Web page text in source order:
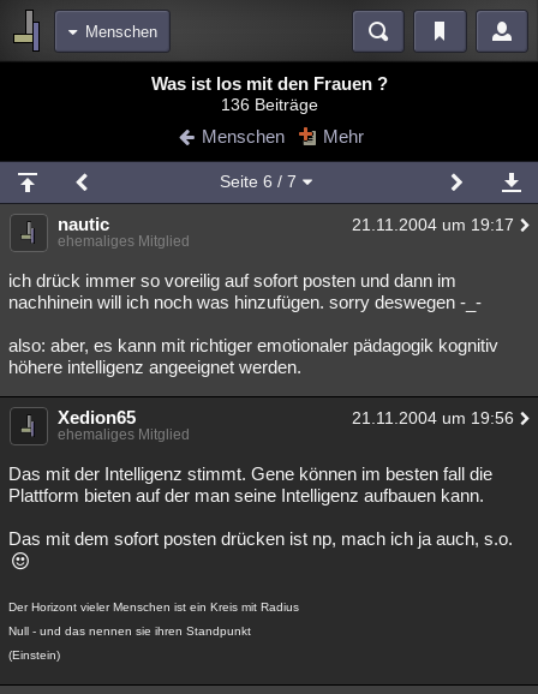
Menschen
Blogs Videos
Chat Wiki Neuigkeiten
meine Rubriken
Menschen Mystery Kriminalfälle
Spiritualität Verschwörungen Technologie Ufologie
weitere Rubriken
Philosophie Träume Orte Esoterik Literatur
Astronomie Helpdesk
Musik Clash Verbesserungen Allmystery English
Besucht
Lesenswert Schlüsselwörter
Was ist los mit den Frauen ?
136 Beiträge
Menschen Mehr
Seite 6 / 7
nautic 21.11.2004 um 19:17
ehemaliges Mitglied
ich drück immer so voreilig auf sofort posten und dann im
nachhinein will ich noch was hinzufügen. sorry deswegen -_-
also: aber, es kann mit richtiger emotionaler pädagogik kognitiv
höhere intelligenz angeeignet werden.
Xedion65 21.11.2004 um 19:56
ehemaliges Mitglied
Das mit der Intelligenz stimmt. Gene können im besten fall die
Plattform bieten auf der man seine Intelligenz aufbauen kann.
Das mit dem sofort posten drücken ist np, mach ich ja auch, s.o.
Der Horizont vieler Menschen ist ein Kreis mit Radius
Null - und das nennen sie ihren Standpunkt
(Einstein)